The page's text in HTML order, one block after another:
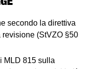
secondo la direttiva
(StVZO §50
MLD 815 sulla